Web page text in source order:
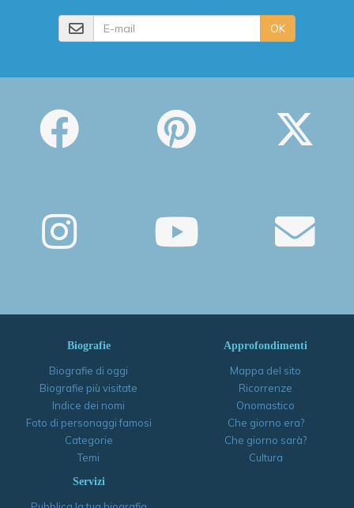
OK
Biografie
Biografie di oggi
Biografie più visitate
Indice dei nomi
Foto di personaggi famosi
Categorie
Temi
Approfondimenti
Mappa del sito
Ricorrenze
Onomastico
Che giorno era?
Che giorno sarà?
Cultura
Servizi